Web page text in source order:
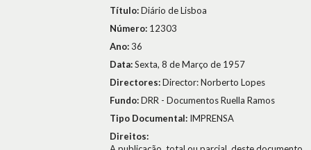
Título:Diário de Lisboa
Número: 12303
Ano:36
Data:Sexta, 8 de Março de 1957
Directores:Director: Norberto Lopes
Fundo:DRR - Documentos Ruella Ramos
Tipo Documental: IMPRENSA
Direitos: